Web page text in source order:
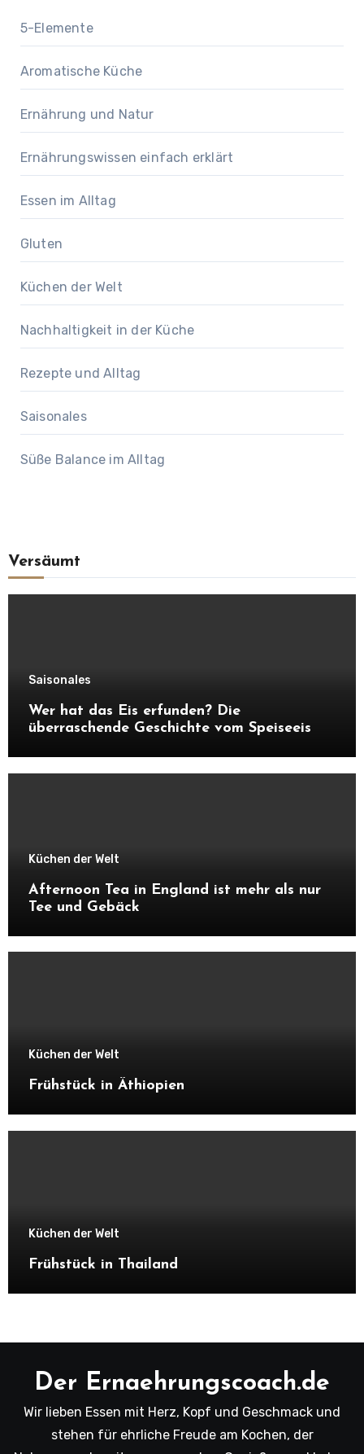
5-Elemente
Aromatische Küche
Ernährung und Natur
Ernährungswissen einfach erklärt
Essen im Alltag
Gluten
Küchen der Welt
Nachhaltigkeit in der Küche
Rezepte und Alltag
Saisonales
Süße Balance im Alltag
Versäumt
Saisonales
Wer hat das Eis erfunden? Die
überraschende Geschichte vom Speiseeis
Küchen der Welt
Afternoon Tea in England ist mehr als nur
Tee und Gebäck
Küchen der Welt
Frühstück in Äthiopien
Küchen der Welt
Frühstück in Thailand
Der Ernaehrungscoach.de
Wir lieben Essen mit Herz, Kopf und Geschmack und
stehen für ehrliche Freude am Kochen, der